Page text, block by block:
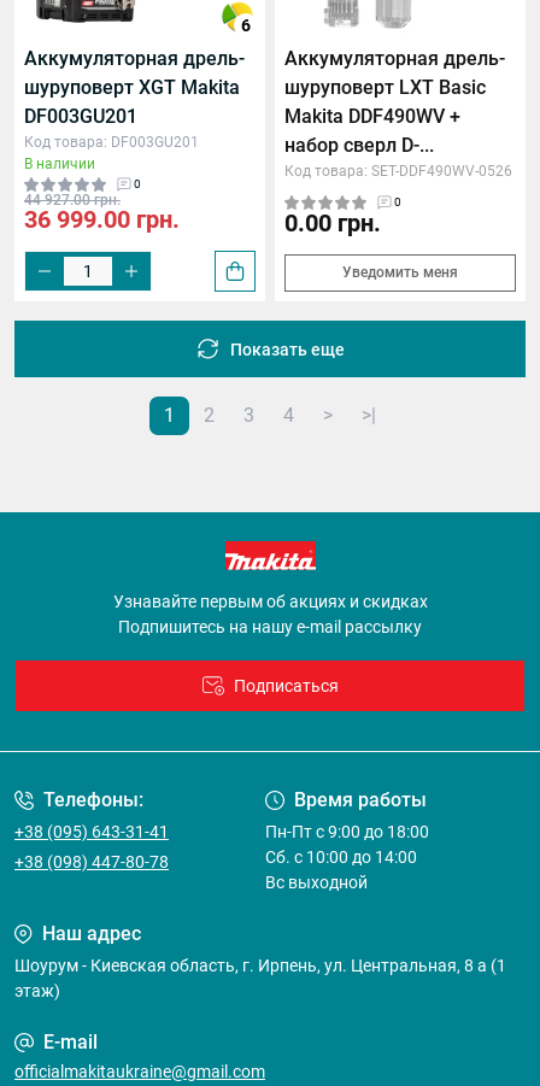
6
Аккумуляторная дрель-
шуруповерт XGT Makita
DF003GU201
Код товара: DF003GU201
В наличии
0
44 927.00 грн.
36 999.00 грн.
Аккумуляторная дрель-
шуруповерт LXT Basic
Makita DDF490WV +
набор сверл D-...
Код товара: SET-DDF490WV-0526
0
0.00 грн.
Уведомить меня
Показать еще
1 2 3 4 > >|
Узнавайте первым об акциях и скидках
Подпишитесь на нашу e-mail рассылку
Подписаться
Телефоны:
+38 (095) 643-31-41
+38 (098) 447-80-78
Время работы
Пн-Пт с 9:00 до 18:00
Сб. с 10:00 до 14:00
Вс выходной
Наш адрес
Шоурум - Киевская область, г. Ирпень, ул. Центральная, 8 а (1
этаж)
E-mail
officialmakitaukraine@gmail.com